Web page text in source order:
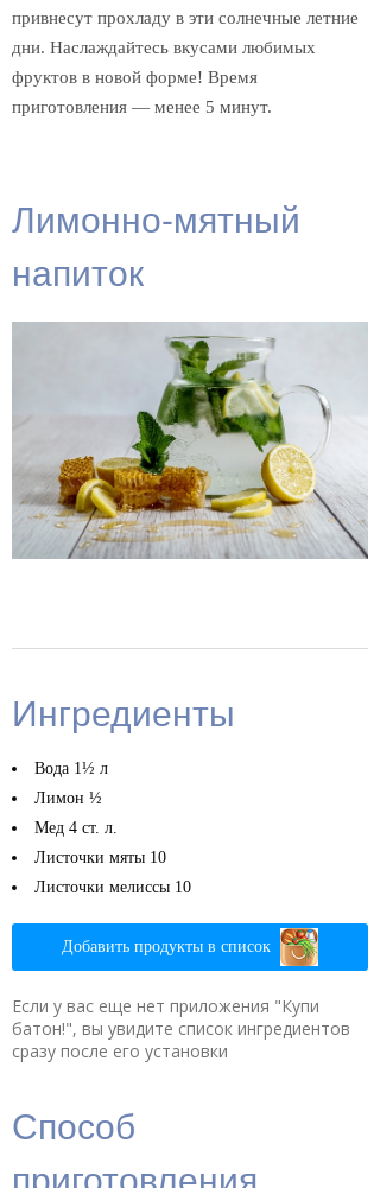
привнесут прохладу в эти солнечные летние
дни. Наслаждайтесь вкусами любимых
фруктов в новой форме! Время
приготовления — менее 5 минут.
Лимонно-мятный
напиток
Ингредиенты
Вода 1½ л
Лимон ½
Мед 4 ст. л.
Листочки мяты 10
Листочки мелиссы 10
Добавить продукты в список
Если у вас еще нет приложения "Купи
батон!", вы увидите список ингредиентов
сразу после его установки
Способ
приготовления